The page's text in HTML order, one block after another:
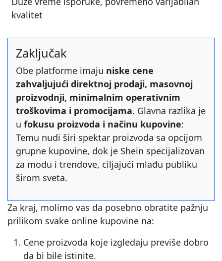
kvalitet
Zaključak
Obe platforme imaju niske cene
zahvaljujući direktnoj prodaji, masovnoj
proizvodnji, minimalnim operativnim
troškovima i promocijama. Glavna razlika je
u fokusu proizvoda i načinu kupovine:
Temu nudi širi spektar proizvoda sa opcijom
grupne kupovine, dok je Shein specijalizovan
za modu i trendove, ciljajući mlađu publiku
širom sveta.
Za kraj, molimo vas da posebno obratite pažnju
prilikom svake online kupovine na:
Cene proizvoda koje izgledaju previše dobro
da bi bile istinite.